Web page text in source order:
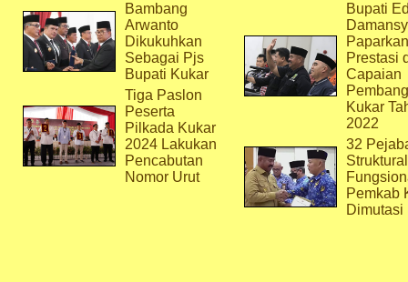
Bambang
Arwanto
Dikukuhkan
Sebagai Pjs
Bupati Kukar
Tiga Paslon
Peserta
Pilkada Kukar
2024 Lakukan
Pencabutan
Nomor Urut
Bupati
Paparkan
Prestasi
Capaian
Kukar
2022
32
Pemkab
Dimutasi